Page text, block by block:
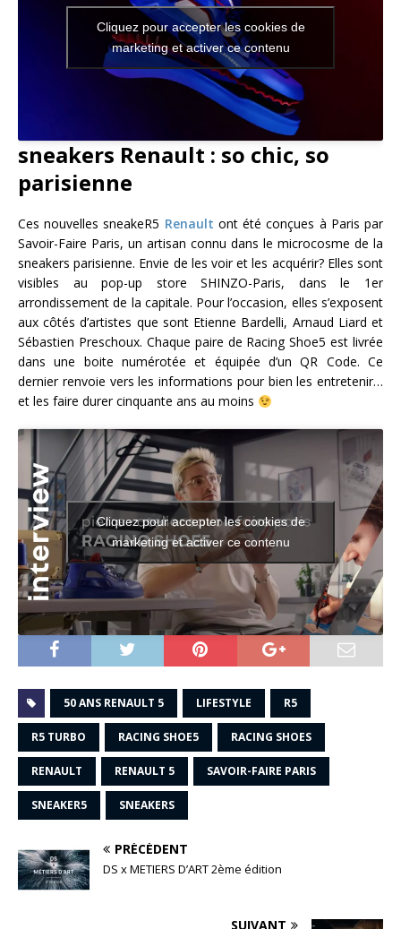
Cliquez pour accepter les cookies de
marketing et activer ce contenu
sneakers Renault : so chic, so
parisienne
Ces nouvelles sneakeR5 Renault ont été conçues à Paris par
Savoir-Faire Paris, un artisan connu dans le microcosme de la
sneakers parisienne. Envie de les voir et les acquérir? Elles sont
visibles au pop-up store SHINZO-Paris, dans le 1er
arrondissement de la capitale. Pour l’occasion, elles s’exposent
aux côtés d’artistes que sont Etienne Bardelli, Arnaud Liard et
Sébastien Preschoux. Chaque paire de Racing Shoe5 est livrée
dans une boite numérotée et équipée d’un QR Code. Ce
dernier renvoie vers les informations pour bien les entretenir…
et les faire durer cinquante ans au moins
Cliquez pour accepter les cookies de
marketing et activer ce contenu
50 ANS RENAULT 5 LIFESTYLE R5
R5 TURBO RACING SHOE5 RACING SHOES
RENAULT RENAULT 5 SAVOIR-FAIRE PARIS
SNEAKER5 SNEAKERS
PRÉCÉDENT
DS x METIERS D’ART 2ème édition
SUIVANT